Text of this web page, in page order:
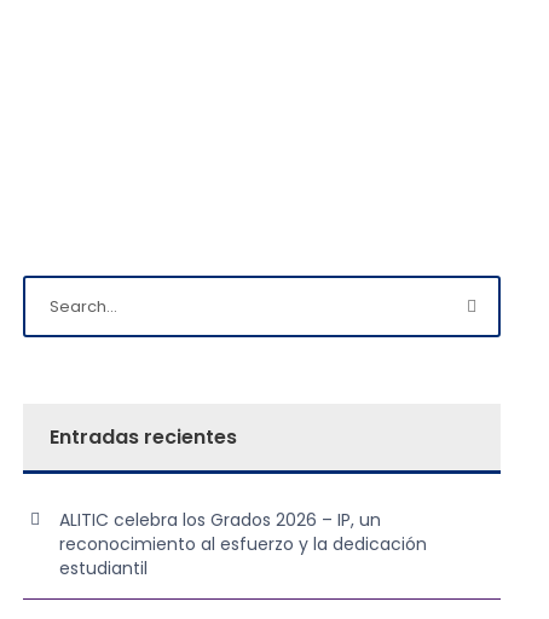
Entradas recientes
ALITIC celebra los Grados 2026 – IP, un
reconocimiento al esfuerzo y la dedicación
estudiantil